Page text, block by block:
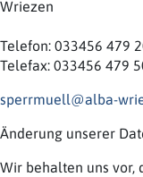
Wriezen
Telefon: 033456 479
Telefax: 033456 479
sperrmuell@alba-
Änderung unserer
Wir behalten uns vor,